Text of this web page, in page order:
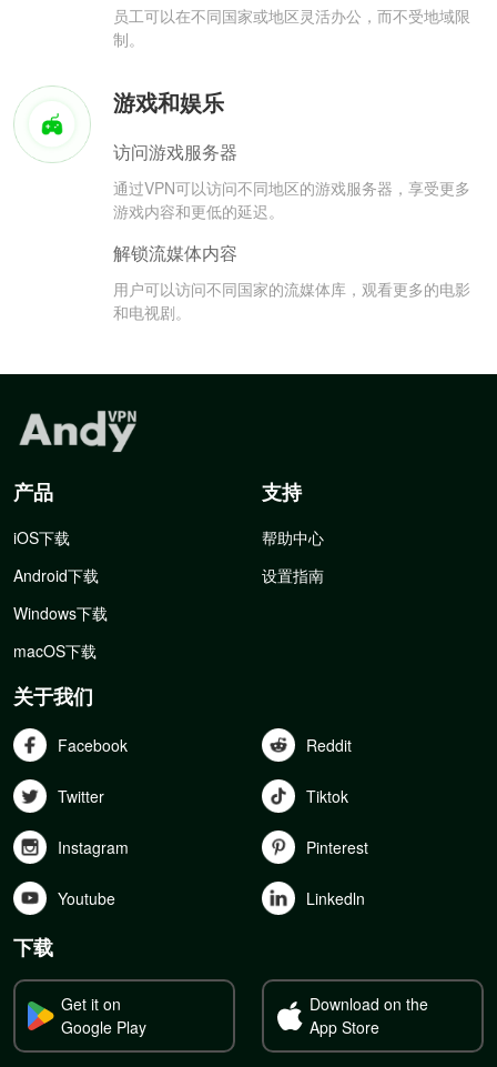
员工可以在不同国家或地区灵活办公，而不受地域限
制。
游戏和娱乐
访问游戏服务器
通过VPN可以访问不同地区的游戏服务器，享受更多
游戏内容和更低的延迟。
解锁流媒体内容
用户可以访问不同国家的流媒体库，观看更多的电影
和电视剧。
产品
iOS下载
Android下载
Windows下载
macOS下载
支持
帮助中心
设置指南
关于我们
Facebook Reddit
Twitter Tiktok
Instagram Pinterest
Youtube Linkedln
下载
Get it on
Google Play
Download on the
App Store